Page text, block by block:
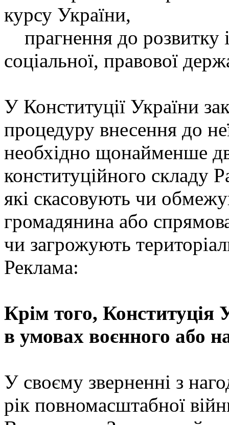
курсу України,
прагнення до розвитку
соціальної, правової
У Конституції України
процедуру внесення до
необхідно щонайменше
конституційного складу
які скасовують чи
громадянина або
чи загрожують
Реклама:
Крім того, Конституція
в умовах воєнного або
У своєму зверненні з
рік повномасштабної